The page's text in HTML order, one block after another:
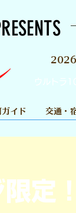
2026
ウルトラ
イド 交通・
定！